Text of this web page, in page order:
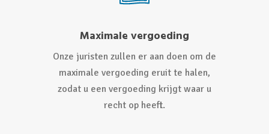
Maximale vergoeding
Onze juristen zullen er aan doen om de
maximale vergoeding eruit te halen,
zodat u een vergoeding krijgt waar u
recht op heeft.